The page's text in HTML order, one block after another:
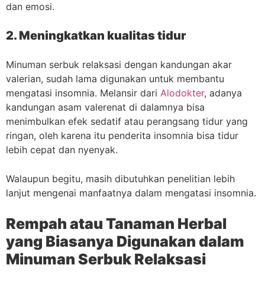
dan emosi.
2. Meningkatkan kualitas tidur
Minuman serbuk relaksasi dengan kandungan akar
valerian, sudah lama digunakan untuk membantu
mengatasi insomnia. Melansir dari Alodokter, adanya
kandungan asam valerenat di dalamnya bisa
menimbulkan efek sedatif atau perangsang tidur yang
ringan, oleh karena itu penderita insomnia bisa tidur
lebih cepat dan nyenyak.
Walaupun begitu, masih dibutuhkan penelitian lebih
lanjut mengenai manfaatnya dalam mengatasi insomnia.
Rempah atau Tanaman Herbal
yang Biasanya Digunakan dalam
Minuman Serbuk Relaksasi